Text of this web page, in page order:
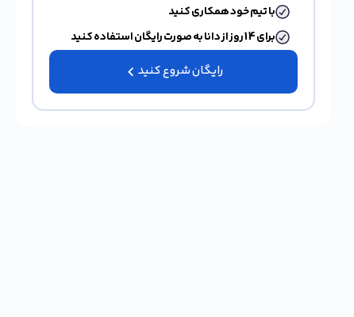
با تیم خود همکاری کنید
برای 14 روز از دانا به صورت رایگان استفاده کنید
رایگان شروع کنید